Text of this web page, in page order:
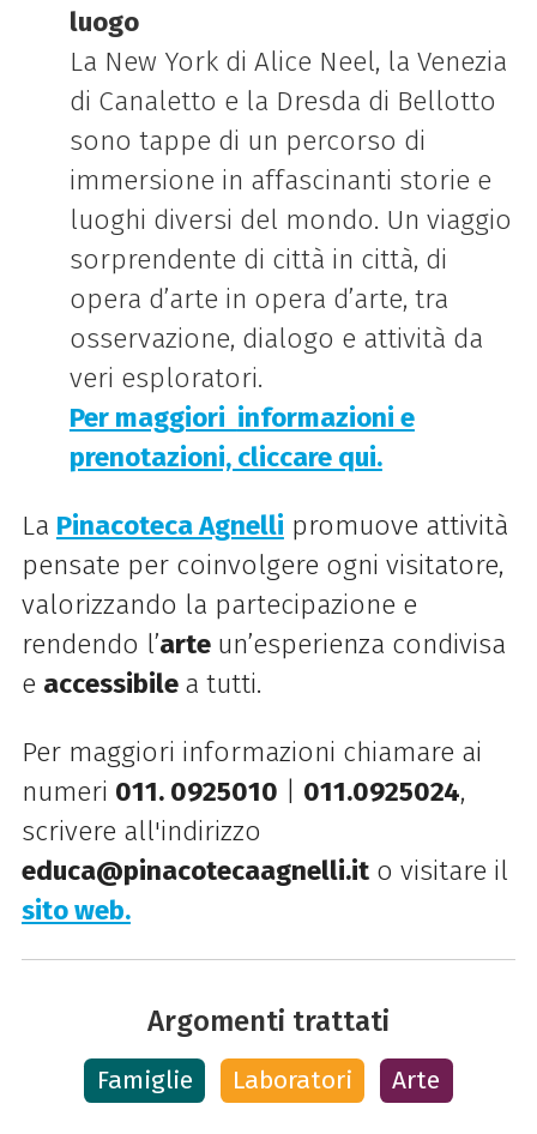
luogo
La New York di Alice Neel, la Venezia
di Canaletto e la Dresda di Bellotto
sono tappe di un percorso di
immersione in affascinanti storie e
luoghi diversi del mondo. Un viaggio
sorprendente di città in città, di
opera d’arte in opera d’arte, tra
osservazione, dialogo e attività da
veri esploratori.
Per maggiori informazioni e
prenotazioni, cliccare qui.
La Pinacoteca Agnelli promuove attività
pensate per coinvolgere ogni visitatore,
valorizzando la partecipazione e
rendendo l’arte un’esperienza condivisa
e accessibile a tutti.
Per maggiori informazioni chiamare ai
numeri 011. 0925010 011.0925024,
scrivere all'indirizzo
educa@pinacotecaagnelli.ito visitare il
sito web.
Argomenti trattati
Famiglie Laboratori Arte